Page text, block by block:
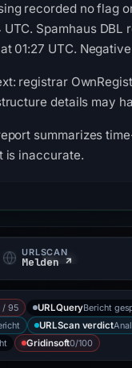
recorded no flag
UTC. Spamhaus DBL
01:27 UTC.
registrar
details may
summarizes
is inaccurate.
URLSCAN
Melden ↗
/ 95 URLQueryBericht
URLScan verdict
Gridinsoft0/100